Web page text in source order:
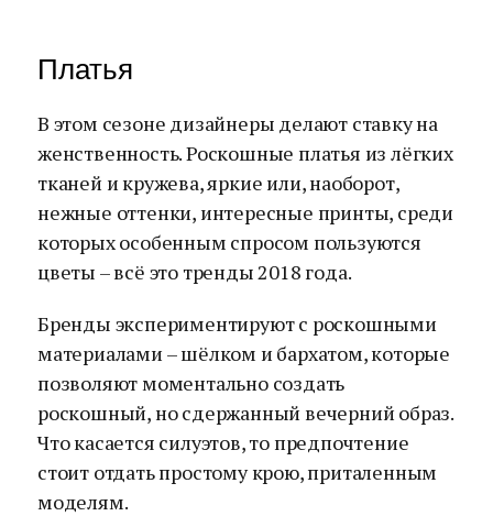
Платья
В этом сезоне дизайнеры делают ставку на
женственность. Роскошные платья из лёгких
тканей и кружева, яркие или, наоборот,
нежные оттенки, интересные принты, среди
которых особенным спросом пользуются
цветы – всё это тренды 2018 года.
Бренды экспериментируют с роскошными
материалами – шёлком и бархатом, которые
позволяют моментально создать
роскошный, но сдержанный вечерний образ.
Что касается силуэтов, то предпочтение
стоит отдать простому крою, приталенным
моделям.